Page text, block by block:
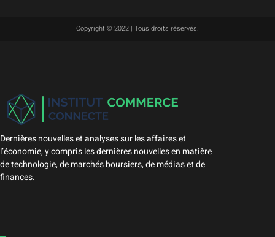
Copyright © 2022 | Tous droits réservés.
Dernières nouvelles et analyses sur les affaires et
l’économie, y compris les dernières nouvelles en matière
de technologie, de marchés boursiers, de médias et de
finances.